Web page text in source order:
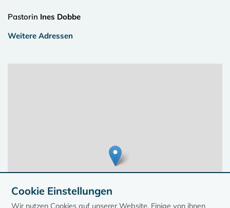
Pastorin Ines Dobbe
Weitere Adressen
Cookie Einstellungen
Wir nutzen Cookies auf unserer Website. Einige von ihnen